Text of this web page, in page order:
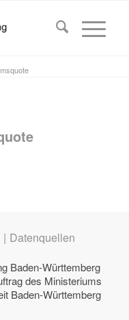
| Datenquellen
Baden-Württemberg
des Ministeriums
Baden-Württemberg